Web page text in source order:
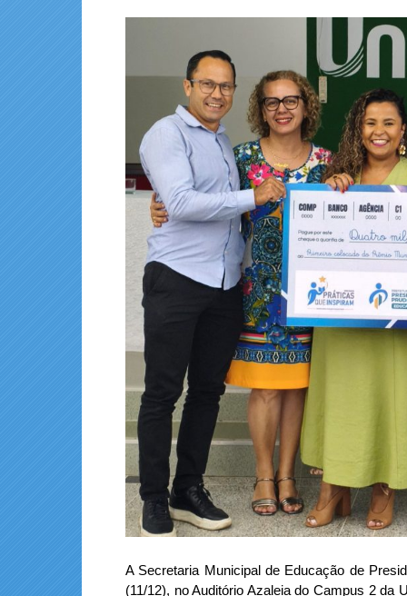
A Secretaria Municipal de Educação de
(11/12), no Auditório Azaleia do Campus 2 da